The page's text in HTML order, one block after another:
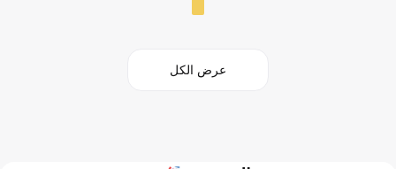
عرض الكل